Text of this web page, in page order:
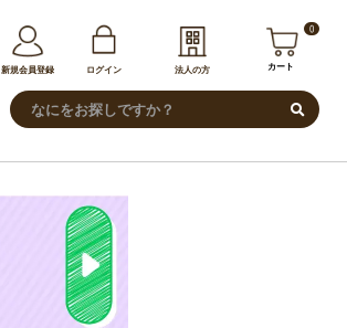
新規会員登録 ログイン 法人の方
0
カート